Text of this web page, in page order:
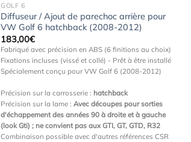
GOLF 6
Diffuseur / Ajout de parechoc arrière pour
VW Golf 6 hatchback (2008-2012)
183,00€
Fabriqué avec précision en ABS (6 finitions au choix)
Fixations incluses (vissé et collé) - Prêt à être installé
Spécialement conçu pour VW Golf 6 (2008-2012)
Précision sur la carrosserie : hatchback
Précision sur la lame :Avec découpes pour sorties
d'échappement des années 90 à droite et à gauche
(look Gti) ; ne convient pas aux GTI, GT, GTD, R32
Combinaison possible avec d'autres références CSR